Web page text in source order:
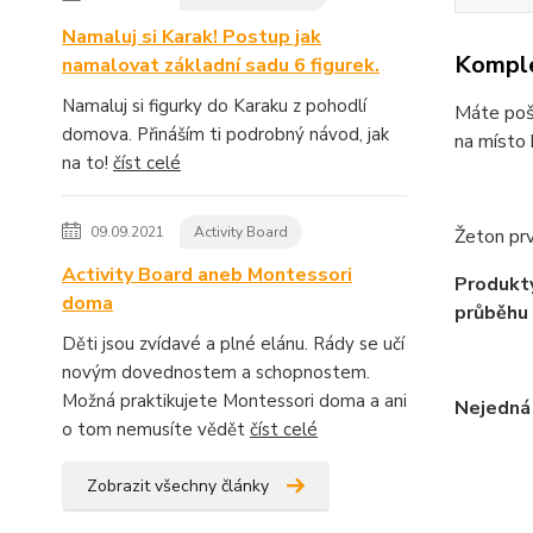
Namaluj si Karak! Postup jak
namalovat základní sadu 6 figurek.
Namaluj si figurky do Karaku z pohodlí
domova. Přináším ti podrobný návod, jak
na to! číst celé
09.09.2021 Activity Board
Activity Board aneb Montessori
doma
Děti jsou zvídavé a plné elánu. Rády se učí
novým dovednostem a schopnostem.
Možná praktikujete Montessori doma a ani
o tom nemusíte vědět číst celé
Zobrazit všechny články
Máte
na místo
Žeton